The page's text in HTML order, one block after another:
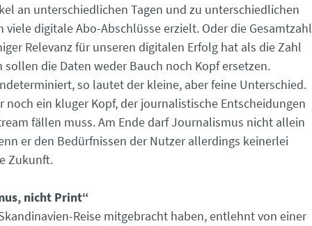
an unterschiedlichen Tagen und zu unterschiedlichen
digitale Abo-Abschlüsse erzielt. Oder die Gesamtzahl
Relevanz für unseren digitalen Erfolg hat als die Zahl
die Daten weder Bauch noch Kopf ersetzen.
so lautet der kleine, aber feine Unterschied.
noch ein kluger Kopf, der journalistische Entscheidungen
fällen muss. Am Ende darf Journalismus nicht allein
er den Bedürfnissen der Nutzer allerdings keinerlei
Zukunft.
nicht Print“
Reise mitgebracht haben, entlehnt von einer